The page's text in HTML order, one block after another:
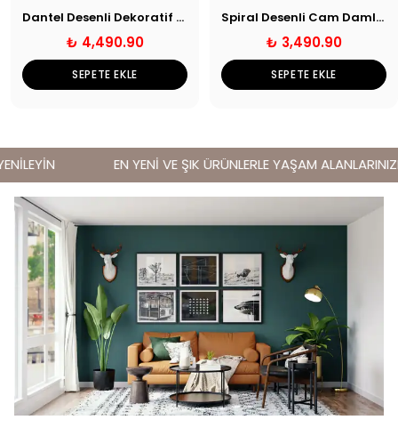
Dantel Desenli Dekoratif Tabak ve Küre Seti
₺ 4,490.90
SEPETE EKLE
Spiral Desenli Cam Damla Obje
₺ 3,490.90
SEPETE EKLE
EN YENİ VE ŞIK ÜRÜNLERLE YAŞAM ALANLARINIZI